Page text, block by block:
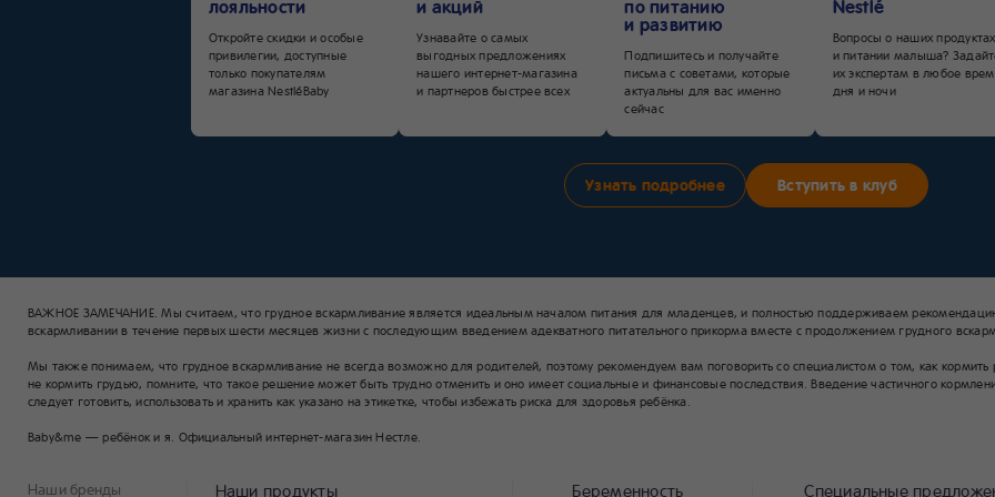
лояльности
Откройте скидки и особые
привилегии, доступные
только покупателям
магазина NestléBaby
и акций
Узнавайте о самых
выгодных предложениях
нашего интернет-магазина
и партнеров быстрее всех
по питанию
и развитию
Подпишитесь и получайте
письма с советами, которые
актуальны для вас именно
сейчас
Nestlé
Вопросы о наших продуктах
и питании малыша?
их экспертам в любое
дня и ночи
Узнать подробнее Вступить в клуб
ВАЖНОЕ ЗАМЕЧАНИЕ. Мы считаем, что грудное вскармливание является идеальным началом питания для младенцев, и полностью поддерживаем
вскармливании в течение первых шести месяцев жизни с последующим введением адекватного питательного прикорма вместе с продолжением грудного
Мы также понимаем, что грудное вскармливание не всегда возможно для родителей, поэтому рекомендуем вам поговорить со специалистом о том, как
не кормить грудью, помните, что такое решение может быть трудно отменить и оно имеет социальные и финансовые последствия. Введение частичного
следует готовить, использовать и хранить как указано на этикетке, чтобы избежать риска для здоровья ребёнка.
Baby&me — ребёнок и я. Официальный интернет-магазин Нестле.
Наши бренды Наши продукты Беременность Специальные